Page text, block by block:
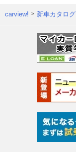
carview! 新車カタログ